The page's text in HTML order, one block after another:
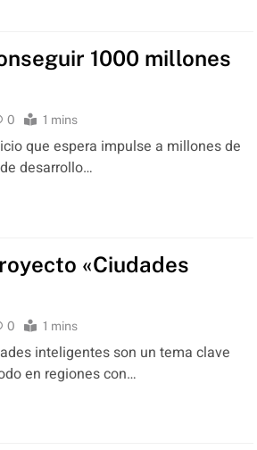
1000 millones
0 1 mins
que espera impulse a millones de
desarrollo…
«Ciudades
0 1 mins
inteligentes son un tema clave
en regiones con…